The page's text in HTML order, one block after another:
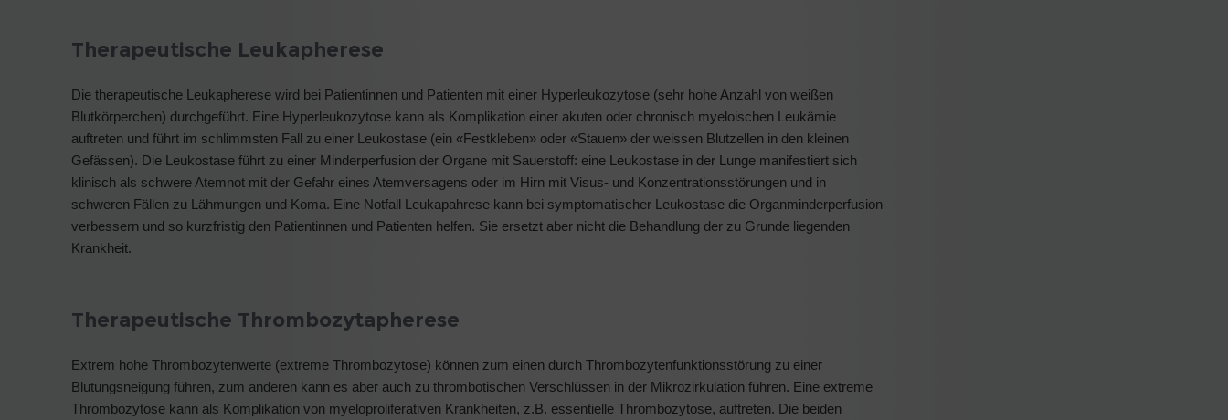
Therapeutische Leukapherese
Die therapeutische Leukapherese wird bei Patientinnen und Patienten mit einer Hyperleukozytose (sehr hohe Anzahl von weißen
Blutkörperchen) durchgeführt. Eine Hyperleukozytose kann als Komplikation einer akuten oder chronisch myeloischen Leukämie
auftreten und führt im schlimmsten Fall zu einer Leukostase (ein «Festkleben» oder «Stauen» der weissen Blutzellen in den kleinen
Gefässen). Die Leukostase führt zu einer Minderperfusion der Organe mit Sauerstoff: eine Leukostase in der Lunge manifestiert sich
klinisch als schwere Atemnot mit der Gefahr eines Atemversagens oder im Hirn mit Visus- und Konzentrationsstörungen und in
schweren Fällen zu Lähmungen und Koma. Eine Notfall Leukapahrese kann bei symptomatischer Leukostase die Organminderperfusion
verbessern und so kurzfristig den Patientinnen und Patienten helfen. Sie ersetzt aber nicht die Behandlung der zu Grunde liegenden
Krankheit.
Therapeutische Thrombozytapherese
Extrem hohe Thrombozytenwerte (extreme Thrombozytose) können zum einen durch Thrombozytenfunktionsstörung zu einer
Blutungsneigung führen, zum anderen kann es aber auch zu thrombotischen Verschlüssen in der Mikrozirkulation führen. Eine extreme
Thrombozytose kann als Komplikation von myeloproliferativen Krankheiten, z.B. essentielle Thrombozytose, auftreten. Die beiden